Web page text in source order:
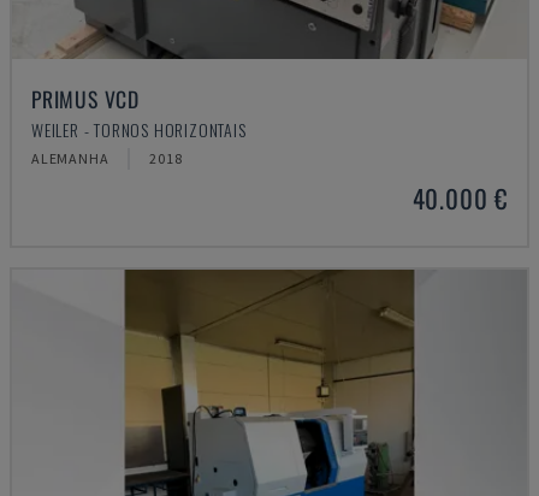
PRIMUS VCD
WEILER - TORNOS HORIZONTAIS
ALEMANHA 2018
40.000 €